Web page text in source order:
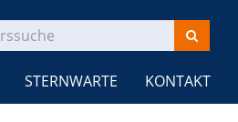
STERNWARTE KONTAKT